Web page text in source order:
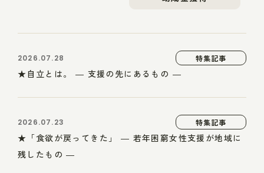
2026.07.28 特集記事
★自立とは。 ― 支援の先にあるもの ―
2026.07.23 特集記事
★「食欲が戻ってきた」 ― 若年困窮女性支援が地域に
残したもの ―